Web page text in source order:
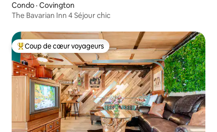
Condo · Covington
The Bavarian Inn 4 Séjour chic
Coup de cœur voyageurs parmi les plus aimés
Coup de cœur voyageurs